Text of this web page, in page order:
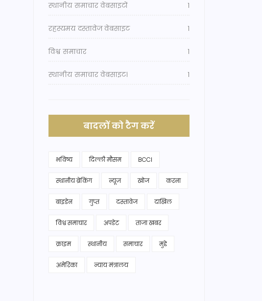
स्थानीय समाचार वेबसाइटों 1
रहस्यमय दस्तावेज वेबसाइट 1
विश्व समाचार 1
स्थानीय समाचार वेबसाइट। 1
बादलों को टैग करें
भविष्य दिल्ली मौसम BCCI
स्थानीय ब्रेकिंग न्यूज़ खोज करना
बाइडेन गुप्त दस्तावेज दाखिल
विश्व समाचार अपडेट ताजा खबर
क्राइम स्थानीय समाचार मुद्दे
अमेरिका न्याय मंत्रालय